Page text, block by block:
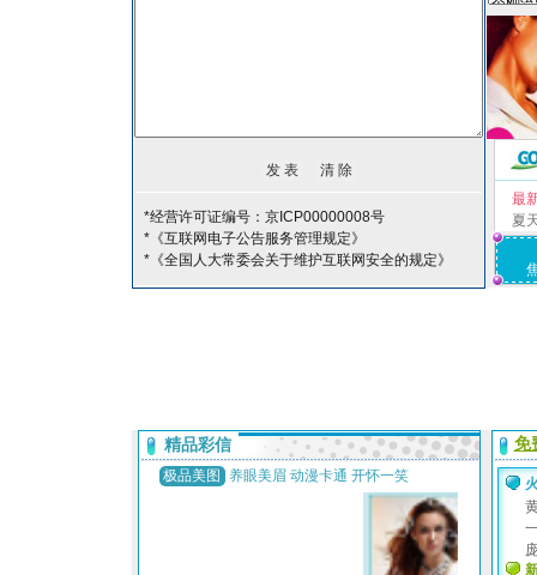
*经营许可证编号：京ICP00000008号
*《互联网电子公告服务管理规定》
*《全国人大常委会关于维护互联网安全的规定》
最
夏